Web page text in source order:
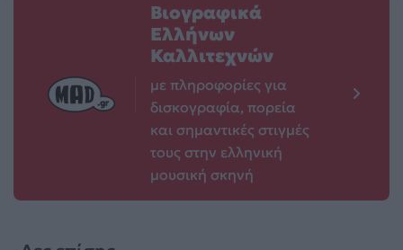
Βιογραφικά
Ελλήνων
Καλλιτεχνών
με πληροφορίες για
δισκογραφία, πορεία
και σημαντικές στιγμές
τους στην ελληνική
μουσική σκηνή